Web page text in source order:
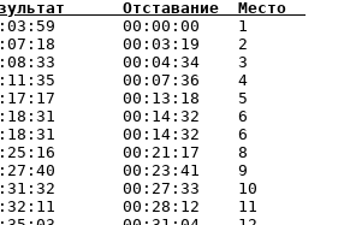
01:03:59       00:00:00    1
01:07:18       00:03:19    2
01:08:33       00:04:34    3
01:11:35       00:07:36    4
01:17:17       00:13:18    5
01:18:31       00:14:32    6
01:18:31       00:14:32    6
01:25:16       00:21:17    8
01:27:40       00:23:41    9
01:31:32       00:27:33    10
00:28:12    11